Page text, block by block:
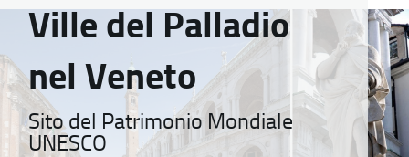
Ville del Palladio
nel Veneto
Sito del Patrimonio Mondiale
UNESCO